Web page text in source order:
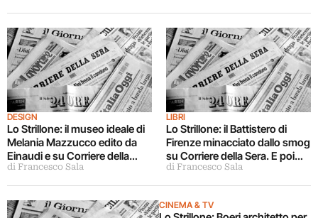
DESIGN
Lo Strillone: il museo ideale di
Melania Mazzucco edito da
Einaudi e su Corriere della
Sera. E poi Lichtenstein a
Torino, Corrado Augias,
di Francesco Sala
LIBRI
Lo Strillone: il Battistero di
Firenze minacciato dallo smog
su Corriere della Sera. E poi
Kentridge regista, premiato
Stefano Boeri, futurismo a
di Francesco Sala
CINEMA & TV